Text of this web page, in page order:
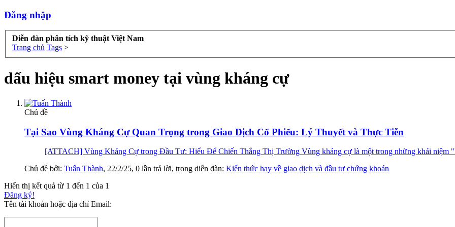
Đăng nhập
Diễn đàn phân tích kỹ thuật Việt Nam
Trang chủ Tags >
dấu hiệu smart money tại vùng kháng cự
Chủ đề
Tại Sao Vùng Kháng Cự Quan Trọng trong Giao Dịch Cổ Phiếu: Lý Thuyết và Thực Tiễn
[ATTACH] Vùng Kháng Cự trong Đầu Tư: Hiểu Để Chiến Thắng Thị Trường Vùng kháng cự là một trong những khái niệm
Chủ đề bởi: Tuấn Thành, 22/2/25, 0 lần trả lời, trong diễn đàn: Kiến thức hay về giao dịch và đầu tư chứng khoán
Hiển thị kết quả từ 1 đến 1 của 1
Đăng ký!
Tên tài khoản hoặc địa chỉ Email: